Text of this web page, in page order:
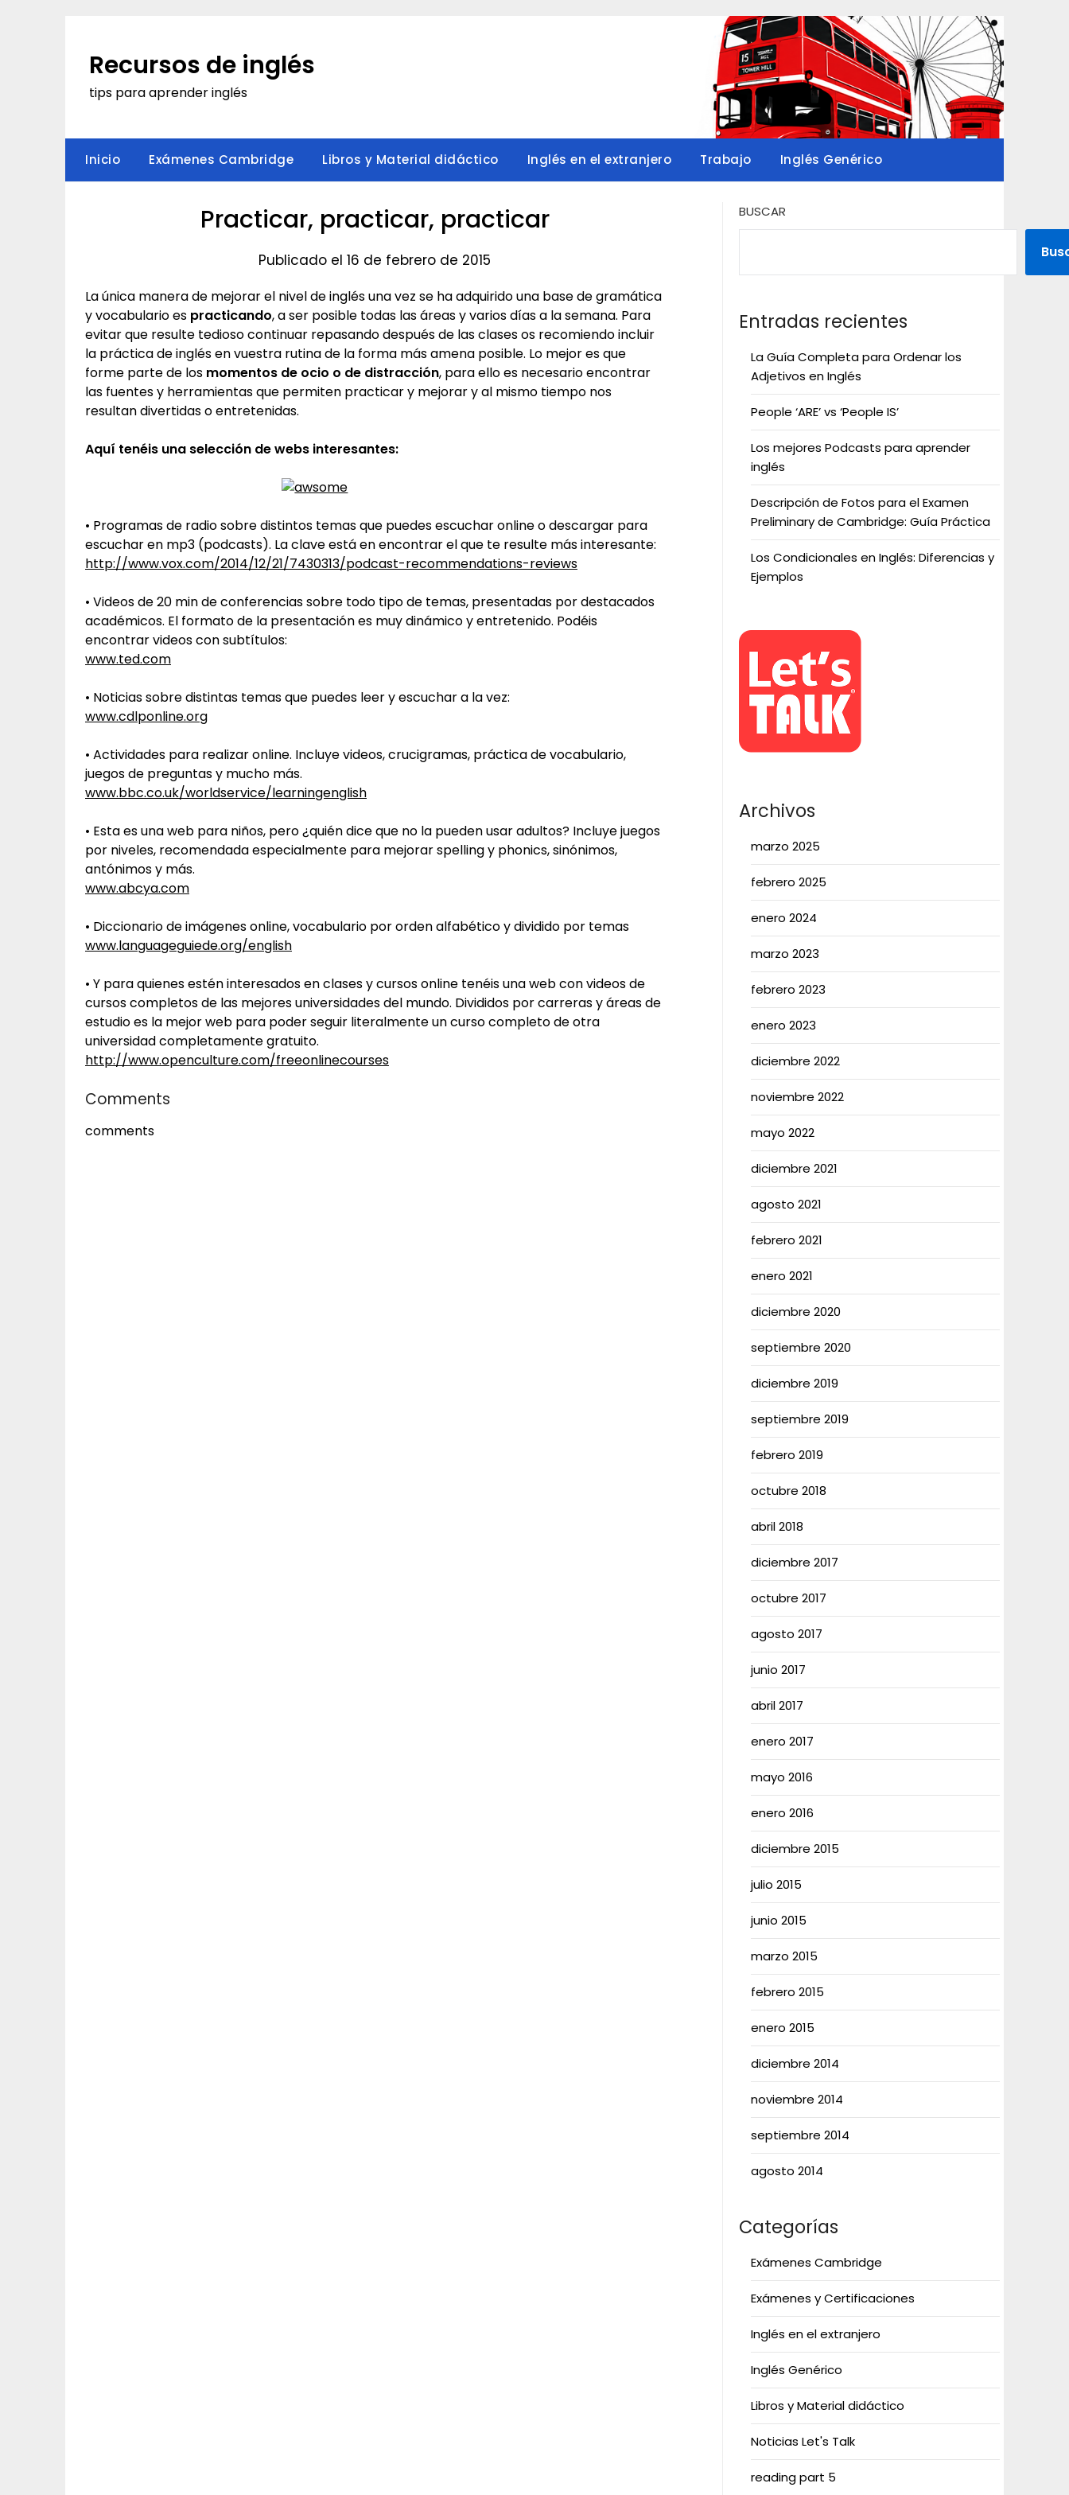
Recursos de inglés
tips para aprender inglés
Inicio Exámenes Cambridge Libros y Material didáctico Inglés en el extranjero Trabajo Inglés Genérico
Practicar, practicar, practicar
Publicado el 16 de febrero de 2015
La única manera de mejorar el nivel de inglés una vez se ha adquirido una base de gramática
y vocabulario es practicando, a ser posible todas las áreas y varios días a la semana. Para
evitar que resulte tedioso continuar repasando después de las clases os recomiendo incluir
la práctica de inglés en vuestra rutina de la forma más amena posible. Lo mejor es que
forme parte de los momentos de ocio o de distracción, para ello es necesario encontrar
las fuentes y herramientas que permiten practicar y mejorar y al mismo tiempo nos
resultan divertidas o entretenidas.
Aquí tenéis una selección de webs interesantes:
• Programas de radio sobre distintos temas que puedes escuchar online o descargar para
escuchar en mp3 (podcasts). La clave está en encontrar el que te resulte más interesante:
http://www.vox.com/2014/12/21/7430313/podcast-recommendations-reviews
• Videos de 20 min de conferencias sobre todo tipo de temas, presentadas por destacados
académicos. El formato de la presentación es muy dinámico y entretenido. Podéis
encontrar videos con subtítulos:
www.ted.com
• Noticias sobre distintas temas que puedes leer y escuchar a la vez:
www.cdlponline.org
• Actividades para realizar online. Incluye videos, crucigramas, práctica de vocabulario,
juegos de preguntas y mucho más.
www.bbc.co.uk/worldservice/learningenglish
• Esta es una web para niños, pero ¿quién dice que no la pueden usar adultos? Incluye juegos
por niveles, recomendada especialmente para mejorar spelling y phonics, sinónimos,
antónimos y más.
www.abcya.com
• Diccionario de imágenes online, vocabulario por orden alfabético y dividido por temas
www.languageguiede.org/english
• Y para quienes estén interesados en clases y cursos online tenéis una web con videos de
cursos completos de las mejores universidades del mundo. Divididos por carreras y áreas de
estudio es la mejor web para poder seguir literalmente un curso completo de otra
universidad completamente gratuito.
http://www.openculture.com/freeonlinecourses
Comments
comments
BUSCAR
Entradas recientes
La Guía Completa para Ordenar los
Adjetivos en Inglés
People ‘ARE’ vs ‘People IS’
Los mejores Podcasts para aprender
inglés
Descripción de Fotos para el Examen
Preliminary de Cambridge: Guía Práctica
Los Condicionales en Inglés: Diferencias y
Ejemplos
Archivos
marzo 2025
febrero 2025
enero 2024
marzo 2023
febrero 2023
enero 2023
diciembre 2022
noviembre 2022
mayo 2022
diciembre 2021
agosto 2021
febrero 2021
enero 2021
diciembre 2020
septiembre 2020
diciembre 2019
septiembre 2019
febrero 2019
octubre 2018
abril 2018
diciembre 2017
octubre 2017
agosto 2017
junio 2017
abril 2017
enero 2017
mayo 2016
enero 2016
diciembre 2015
julio 2015
junio 2015
marzo 2015
febrero 2015
enero 2015
diciembre 2014
noviembre 2014
septiembre 2014
agosto 2014
Categorías
Exámenes Cambridge
Exámenes y Certificaciones
Inglés en el extranjero
Inglés Genérico
Libros y Material didáctico
Noticias Let's Talk
reading part 5